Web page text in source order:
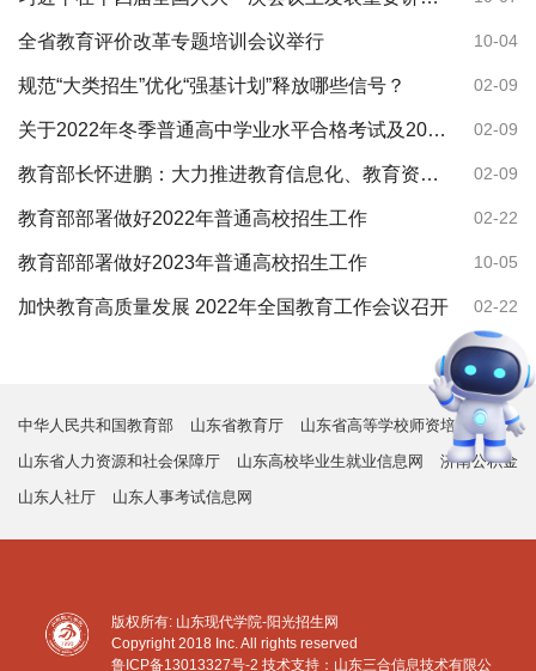
全省教育评价改革专题培训会议举行 10-04
规范“大类招生”优化“强基计划”释放哪些信号？ 02-09
关于2022年冬季普通高中学业水平合格考试及2023年夏季高考外语听力考试成绩发布有关事宜的公告 02-09
教育部长怀进鹏：大力推进教育信息化、教育资源数字化建设 02-09
教育部部署做好2022年普通高校招生工作 02-22
教育部部署做好2023年普通高校招生工作 10-05
加快教育高质量发展 2022年全国教育工作会议召开 02-22
中华人民共和国教育部 山东省教育厅
山东省高等学校师资培训中心
山东省人力资源和社会保障厅
山东高校毕业生就业信息网
济南公积金
山东人社厅
山东人事考试信息网
版权所有: 山东现代学院-阳光招生网
Copyright 2018 Inc. All rights reserved
鲁ICP备13013327号-2技术支持：山东三合信息技术有限公